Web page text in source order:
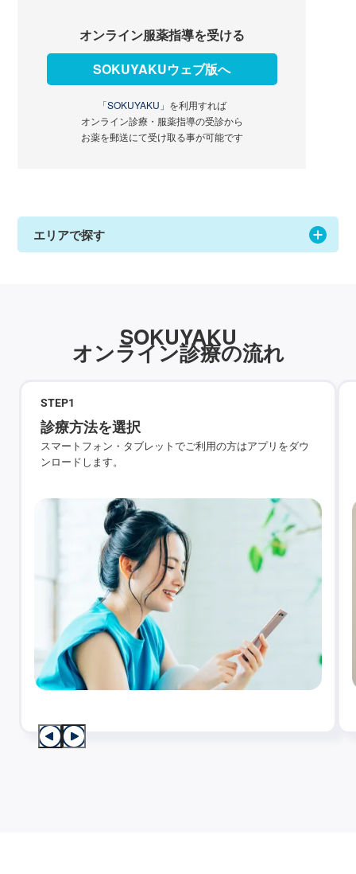
オンライン服薬指導を受ける
SOKUYAKUウェブ版へ
「SOKUYAKU」 を利用すれば
オンライン診療・服薬指導の受診から
お薬を郵送にて受け取る事が可能です
エリアで探す
SOKUYAKU
オンライン診療の流れ
STEP1
診療方法を選択
スマートフォン・タブレットでご利用の方はアプリをダウ
ンロードします。